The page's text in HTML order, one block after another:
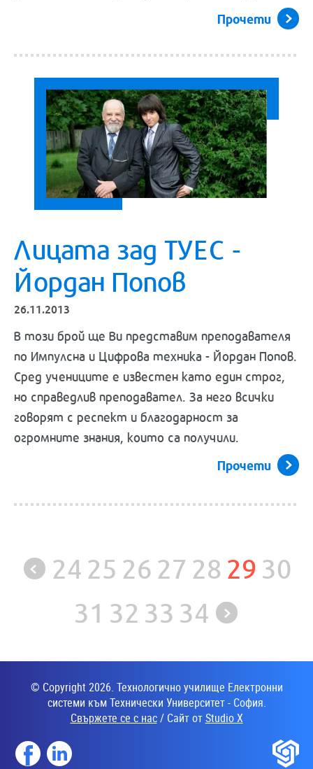
Прочети
Лицата зад ТУЕС -
Йордан Попов
26.11.2013
В този брой ще Ви представим преподавателя
по Импулсна и Цифрова техника - Йордан Попов.
Сред учениците е известен като един строг,
но справедлив преподавател. За него всички
говорят с респект и благодарност за
огромните знания, които са получили.
Прочети
24252627282930
31 323334
© Copyright 2026. Технологично училище Електронни
системи към Технически Университет - София.
Свържете се с нас/ Сайт отStudio X